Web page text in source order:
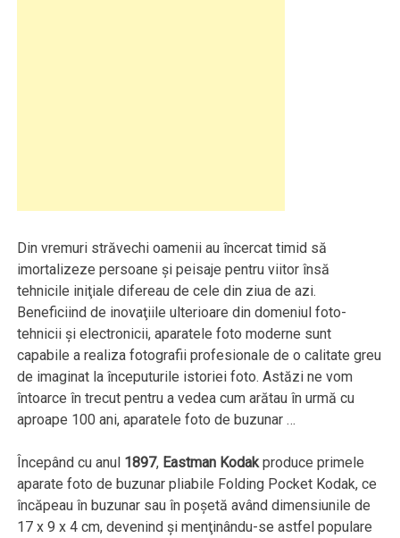
Din vremuri străvechi oamenii au încercat timid să
imortalizeze persoane şi peisaje pentru viitor însă
tehnicile iniţiale difereau de cele din ziua de azi.
Beneficiind de inovaţiile ulterioare din domeniul foto-
tehnicii şi electronicii, aparatele foto moderne sunt
capabile a realiza fotografii profesionale de o calitate greu
de imaginat la începuturile istoriei foto. Astăzi ne vom
întoarce în trecut pentru a vedea cum arătau în urmă cu
aproape 100 ani, aparatele foto de buzunar …
Începând cu anul 1897, Eastman Kodakproduce primele
aparate foto de buzunar pliabile Folding Pocket Kodak, ce
încăpeau în buzunar sau în poşetă având dimensiunile de
17 x 9 x 4 cm, devenind şi menţinându-se astfel populare